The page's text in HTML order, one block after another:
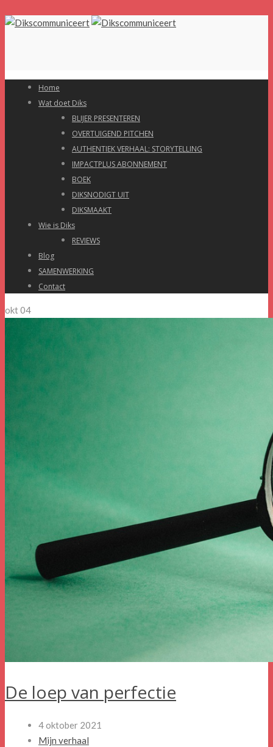
Home
Wat doet Diks
BLIJER PRESENTEREN
OVERTUIGEND PITCHEN
AUTHENTIEK VERHAAL: STORYTELLING
IMPACTPLUS ABONNEMENT
BOEK
DIKSNODIGT UIT
DIKSMAAKT
Wie is Diks
REVIEWS
Blog
SAMENWERKING
Contact
okt04
De loep van perfectie
4 oktober 2021
Mijn verhaal